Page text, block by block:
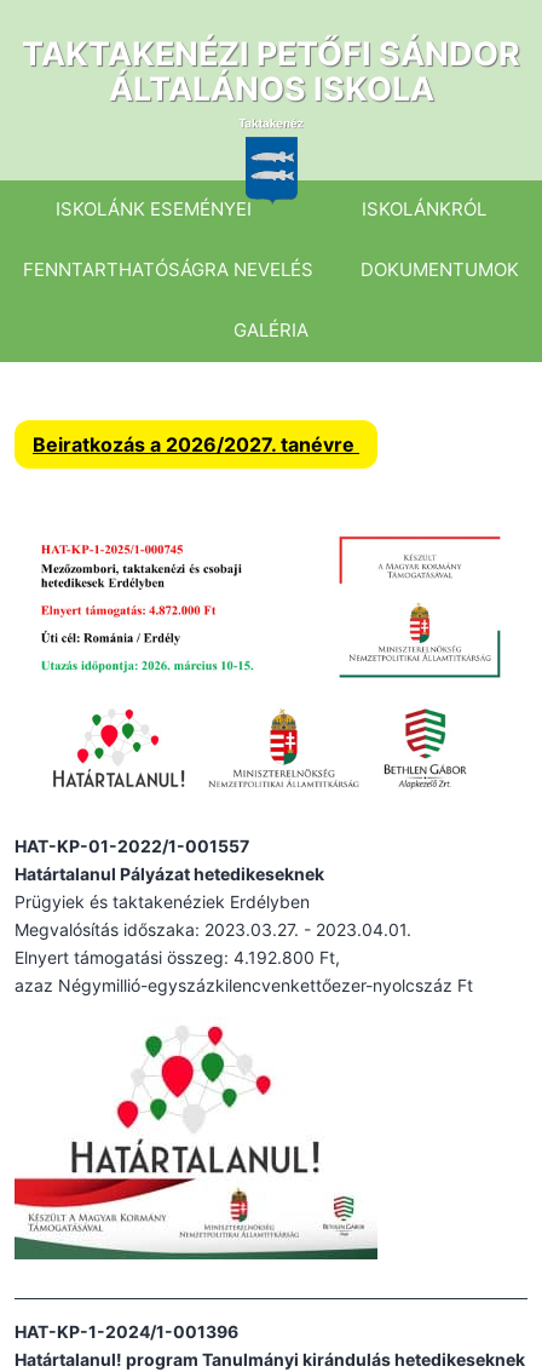
tartalomhoz
TAKTAKENÉZI PETŐFI SÁNDOR
ÁLTALÁNOS ISKOLA
ISKOLÁNK ESEMÉNYEI ISKOLÁNKRÓL
FENNTARTHATÓSÁGRA NEVELÉS DOKUMENTUMOK
GALÉRIA
Beiratkozás a 2026/2027. tanévre
HAT-KP-01-2022/1-001557
Határtalanul Pályázat hetedikeseknek
Prügyiek és taktakenéziek Erdélyben
Megvalósítás időszaka: 2023.03.27. - 2023.04.01.
Elnyert támogatási összeg: 4.192.800 Ft,
azaz Négymillió-egyszázkilencvenkettőezer-nyolcszáz Ft
HAT-KP-1-2024/1-001396
Határtalanul! program Tanulmányi kirándulás hetedikeseknek